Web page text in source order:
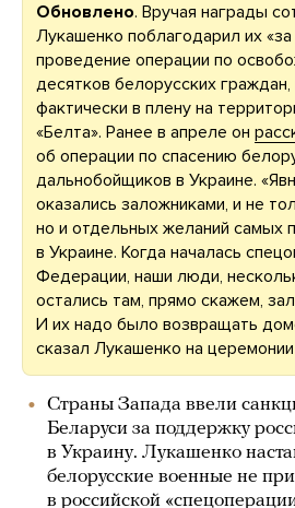
Обновлено. Вручая награды
Лукашенко поблагодарил их
проведение операции по
десятков белорусских
фактически в плену на
«Белта». Ранее в апреле он
об операции по спасению
дальнобойщиков в Украине.
оказались заложниками, и не
но и отдельных желаний самых
в Украине. Когда началась
Федерации, наши люди,
остались там, прямо скажем,
И их надо было возвращать
сказал Лукашенко на церемонии
Страны Запада ввели
Беларуси за поддержку
в Украину. Лукашенко
белорусские военные не
в российской